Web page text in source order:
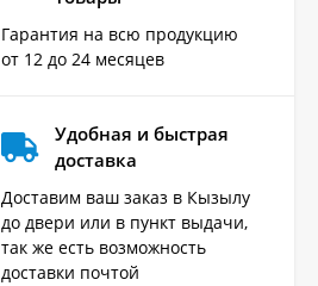
Гарантия на всю продукцию
от 12 до 24 месяцев
Удобная и быстрая
доставка
Доставим ваш заказ в Кызылу
до двери или в пункт выдачи,
так же есть возможность
доставки почтой